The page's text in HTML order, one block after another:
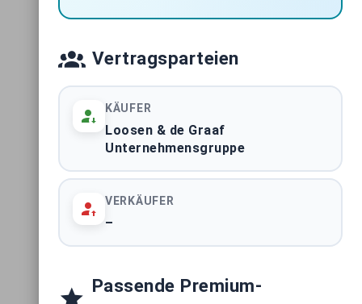
Vertragsparteien
KÄUFER
Loosen & de Graaf
Unternehmensgruppe
VERKÄUFER
–
Passende Premium-